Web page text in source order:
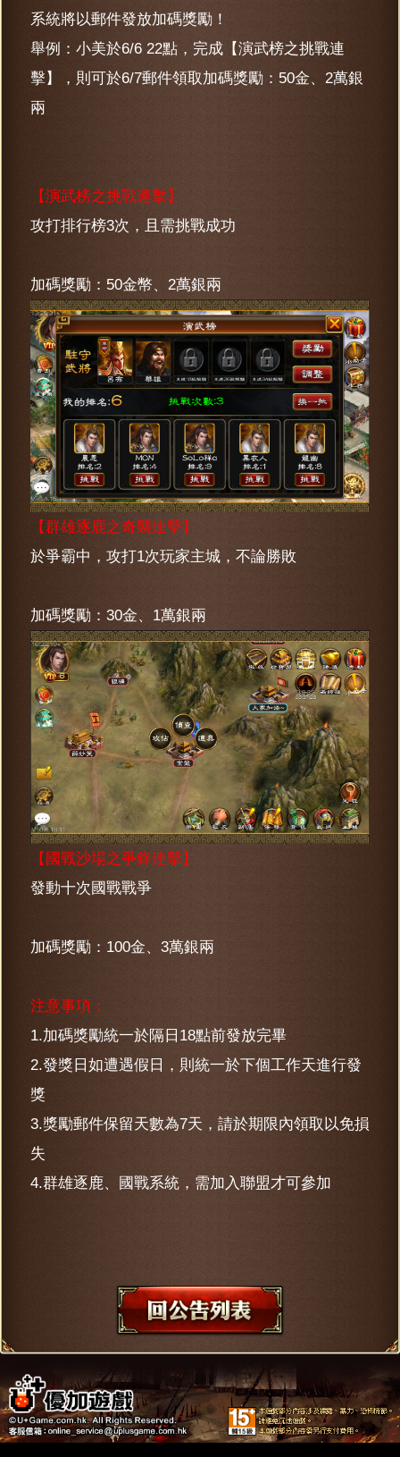
系統將以郵件發放加碼獎勵！
舉例：小美於6/6 22點，完成【演武榜之挑戰連
擊】，則可於6/7郵件領取加碼獎勵：50金、2萬銀
兩
【演武榜之挑戰連擊】
攻打排行榜3次，且需挑戰成功
加碼獎勵：50金幣、2萬銀兩
【群雄逐鹿之奇襲連擊】
於爭霸中，攻打1次玩家主城，不論勝敗
加碼獎勵：30金、1萬銀兩
【國戰沙場之爭鋒連擊】
發動十次國戰戰爭
加碼獎勵：100金、3萬銀兩
注意事項：
1.加碼獎勵統一於隔日18點前發放完畢
2.發獎日如遭遇假日，則統一於下個工作天進行發
獎
3.獎勵郵件保留天數為7天，請於期限內領取以免損
失
4.群雄逐鹿、國戰系統，需加入聯盟才可參加